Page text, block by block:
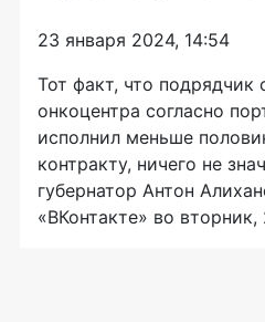
23 января 2024, 14:54
Тот факт, что подрядчик
онкоцентра согласно
исполнил меньше
контракту, ничего не
губернатор Антон
«ВКонтакте» во вторник,